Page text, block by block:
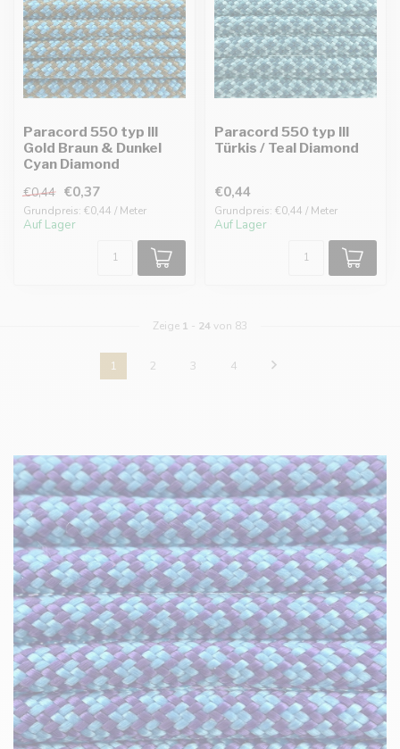
Paracord 550 typ III
Gold Braun & Dunkel
Cyan Diamond
€0,44 €0,37
Grundpreis: €0,44 / Meter
Auf Lager
Paracord 550 typ III
Türkis / Teal Diamond
€0,44
Grundpreis: €0,44 / Meter
Auf Lager
Zeige 1 - 24 von 83
1 2 3 4